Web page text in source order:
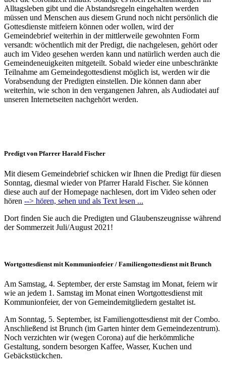
Alltagsleben gibt und die Abstandsregeln eingehalten werden
müssen und Menschen aus diesem Grund noch nicht persönlich die
Gottesdienste mitfeiern können oder wollen, wird der
Gemeindebrief weiterhin in der mittlerweile gewohnten Form
versandt: wöchentlich mit der Predigt, die nachgelesen, gehört oder
auch im Video gesehen werden kann und natürlich werden auch die
Gemeindeneuigkeiten mitgeteilt. Sobald wieder eine unbeschränkte
Teilnahme am Gemeindegottesdienst möglich ist, werden wir die
Vorabsendung der Predigten einstellen. Die können dann aber
weiterhin, wie schon in den vergangenen Jahren, als Audiodatei auf
unseren Internetseiten nachgehört werden.
Predigt von Pfarrer Harald Fischer
Mit diesem Gemeindebrief schicken wir Ihnen die Predigt für diesen
Sonntag, diesmal wieder von Pfarrer Harald Fischer. Sie können
diese auch auf der Homepage nachlesen, dort im Video sehen oder
hören --> hören, sehen und als Text lesen ...
Dort finden Sie auch die Predigten und Glaubenszeugnisse während
der Sommerzeit Juli/August 2021!
Wortgottesdienst mit Kommunionfeier / Familiengottesdienst mit Brunch
Am Samstag, 4. September, der erste Samstag im Monat, feiern wir
wie an jedem 1. Samstag im Monat einen Wortgottesdienst mit
Kommunionfeier, der von Gemeindemitgliedern gestaltet ist.
Am Sonntag, 5. September, ist Familiengottesdienst mit der Combo.
Anschließend ist Brunch (im Garten hinter dem Gemeindezentrum).
Noch verzichten wir (wegen Corona) auf die herkömmliche
Gestaltung, sondern besorgen Kaffee, Wasser, Kuchen und
Gebäckstückchen.